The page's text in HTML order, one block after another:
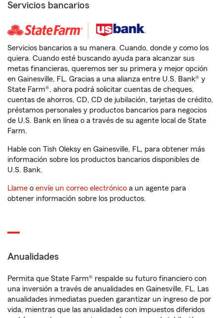
Servicios bancarios
Servicios bancarios a su manera. Cuando, donde y como los
quiera. Cuando esté buscando ayuda para alcanzar sus
metas financieras, queremos ser su primera y mejor opción
en Gainesville, FL. Gracias a una alianza entre U.S. Bank® y
State Farm®, ahora podrá solicitar cuentas de cheques,
cuentas de ahorros, CD, CD de jubilación, tarjetas de crédito,
préstamos personales y productos bancarios para negocios
de U.S. Bank en línea o a través de su agente local de State
Farm.
Hable con Tish Oleksy en Gainesville, FL, para obtener más
información sobre los productos bancarios disponibles de
U.S. Bank.
Llame o envíe un correo electrónico a un agente para
obtener información sobre los productos.
Anualidades
Permita que State Farm® respalde su futuro financiero con
una inversión a través de anualidades en Gainesville, FL. Las
anualidades inmediatas pueden garantizar un ingreso de por
vida, mientras que las anualidades con impuestos diferidos